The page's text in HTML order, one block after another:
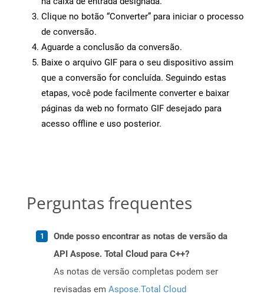
Clique no botão “Converter” para iniciar o processo
de conversão.
Aguarde a conclusão da conversão.
Baixe o arquivo GIF para o seu dispositivo assim
que a conversão for concluída. Seguindo estas
etapas, você pode facilmente converter e baixar
páginas da web no formato GIF desejado para
acesso offline e uso posterior.
Perguntas frequentes
Onde posso encontrar as notas de versão da
API Aspose. Total Cloud para C++?
As notas de versão completas podem ser
revisadas em Aspose.Total Cloud